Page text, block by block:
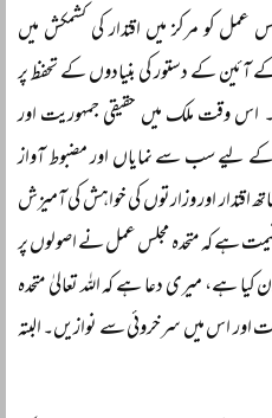
عمل کو مرکز میں اقتدار کی کشمکش میں
ہونا چاہئے تھا اور ۱۹۷۳ء کے آئین کے دستور کی بنیادوں کے تحفظ پر
اس وقت ملک میں حقیقی جمہوریت اور
کے لیے سب سے نمایاں اور مضبوط آواز
اور وزارتوں کی خواہش کی آمیزش
غنیمت ہے کہ متحدہ مجلس عمل نے اصولوں پر
ہے، میری دعا ہے کہ اللہ تعالیٰ متحدہ
اور اس میں سرخروئی سے نوازیں۔ البتہ